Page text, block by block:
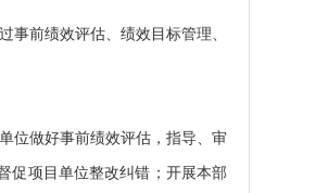
前绩效评估、绩效目标管理、
位做好事前绩效评估，指导、审
促项目单位整改纠错；开展本部